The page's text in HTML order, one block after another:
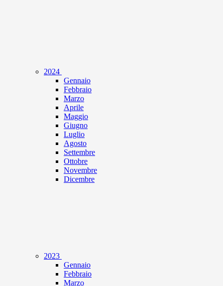
2024
Gennaio
Febbraio
Marzo
Aprile
Maggio
Giugno
Luglio
Agosto
Settembre
Ottobre
Novembre
Dicembre
2023
Gennaio
Febbraio
Marzo